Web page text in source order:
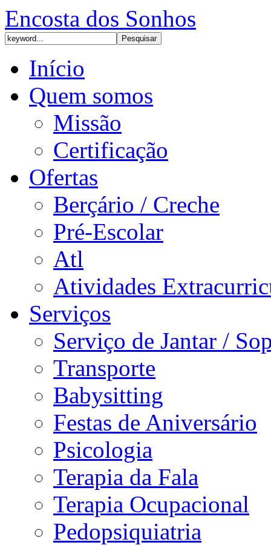
Encosta dos Sonhos
Início
Quem somos
Missão
Certificação
Ofertas
Berçário / Creche
Pré-Escolar
Atl
Atividades
Serviços
Serviço de Jantar /
Transporte
Babysitting
Festas de Aniversário
Psicologia
Terapia da Fala
Terapia Ocupacional
Pedopsiquiatria